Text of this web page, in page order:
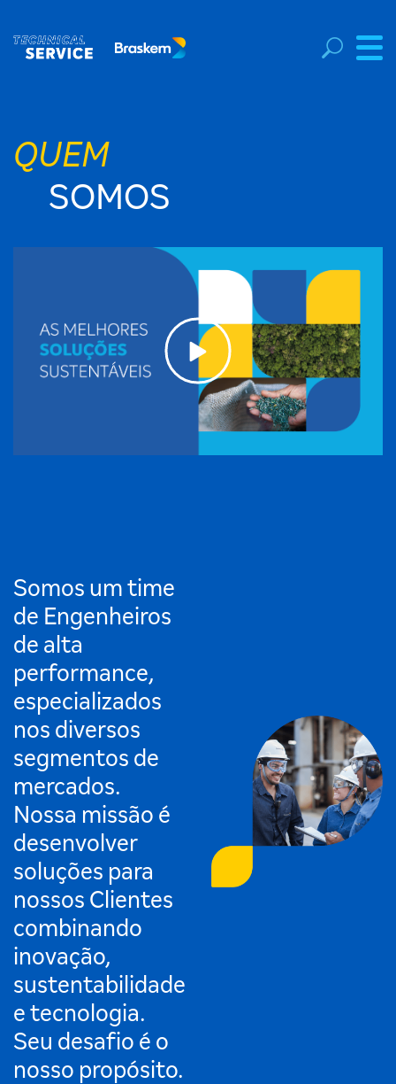
QUEM
SOMOS
Somos um time
de Engenheiros
de alta
performance,
especializados
nos diversos
segmentos de
mercados.
Nossa missão é
desenvolver
soluções para
nossos Clientes
combinando
inovação,
sustentabilidade
e tecnologia.
Seu desafio é o
nosso propósito.